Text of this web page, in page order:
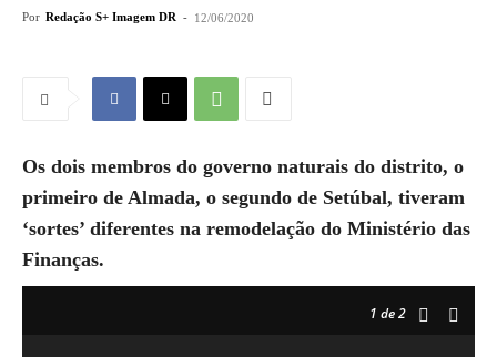
Por Redação S+ Imagem DR - 12/06/2020
Os dois membros do governo naturais do distrito, o
primeiro de Almada, o segundo de Setúbal, tiveram
‘sortes’ diferentes na remodelação do Ministério das
Finanças.
1 de 2